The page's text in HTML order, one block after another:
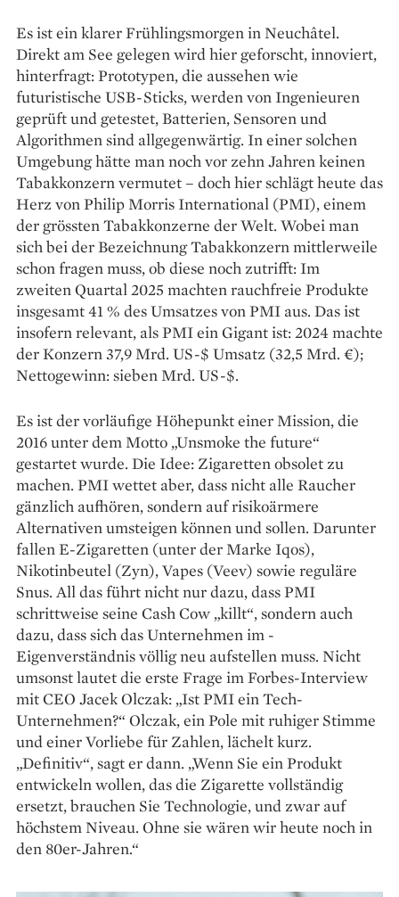
Es ist ein klarer Frühlingsmorgen in Neuchâtel.
Direkt am See gelegen wird hier geforscht, innoviert,
hinter­fragt: Prototypen, die aussehen wie
futuristische USB-Sticks, werden von Ingenieuren
geprüft und getestet, Batterien, Sensoren und
Algorithmen sind allgegenwärtig. In einer solchen
Umgebung hätte man noch vor zehn Jahren keinen
Tabakkonzern vermutet – doch hier schlägt heute das
Herz von Philip Morris International (PMI), einem
der grössten Tabak­konzerne der Welt. Wobei man
sich bei der Bezeichnung Tabak­konzern mittlerweile
schon fragen muss, ob diese noch zutrifft: Im
zweiten ­Quartal 2025 machten rauchfreie Produkte
insgesamt 41 % des Umsatzes von PMI aus. Das ist
insofern relevant, als PMI ein Gigant ist: 2024 machte
der Konzern 37,9 Mrd. US-$ Umsatz (32,5 Mrd. €);
Nettogewinn: sieben Mrd. US-$.
Es ist der vorläufige Höhepunkt einer Mission, die
2016 unter dem Motto „Unsmoke the future“
gestartet wurde. Die Idee: Zigaretten obsolet zu
machen. PMI wettet aber, dass nicht alle Raucher
gänzlich aufhören, sondern auf risikoärmere
Alternativen umsteigen können und sollen. Darunter
fallen E-Zigaretten (unter der Marke Iqos),
Nikotinbeutel (Zyn), Vapes (Veev) sowie reguläre
Snus. All das führt nicht nur dazu, dass PMI
schrittweise seine Cash Cow „killt“, sondern auch
dazu, dass sich das Unternehmen im ­
Eigenverständnis völlig neu aufstellen muss. Nicht
umsonst lautet die erste Frage im Forbes-Interview
mit CEO Jacek Olczak: „Ist PMI ein Tech-
Unternehmen?“ Olczak, ein Pole mit ruhiger Stimme
und einer Vorliebe für Zahlen, lächelt kurz.
„Definitiv“, sagt er dann. „Wenn Sie ein Produkt
entwickeln wollen, das die Zigarette vollständig
ersetzt, brauchen Sie Technologie, und zwar auf
höchstem Niveau. Ohne sie wären wir heute noch in
den 80er-Jahren.“